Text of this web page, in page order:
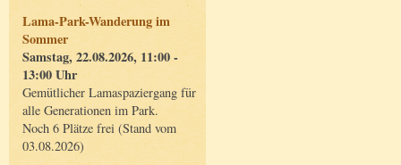
Lama-Park-Wanderung im
Sommer
Samstag, 22.08.2026, 11:00 -
13:00 Uhr
Gemütlicher Lamaspaziergang für
alle Generationen im Park.
Noch 6 Plätze frei (Stand vom
03.08.2026)